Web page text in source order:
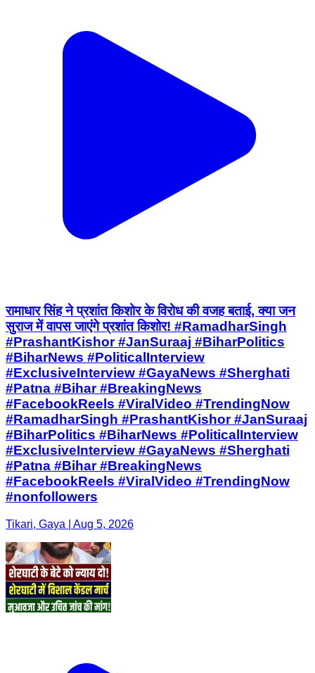
रामाधार सिंह ने प्रशांत किशोर के विरोध की वजह बताई, क्या जन
सुराज में वापस जाएंगे प्रशांत किशोर! #RamadharSingh
#PrashantKishor #JanSuraaj #BiharPolitics
#BiharNews #PoliticalInterview
#ExclusiveInterview #GayaNews #Sherghati
#Patna #Bihar #BreakingNews
#FacebookReels #ViralVideo #TrendingNow
#RamadharSingh #PrashantKishor #JanSuraaj
#BiharPolitics #BiharNews #PoliticalInterview
#ExclusiveInterview #GayaNews #Sherghati
#Patna #Bihar #BreakingNews
#FacebookReels #ViralVideo #TrendingNow
#nonfollowers
Tikari, Gaya | Aug 5, 2026